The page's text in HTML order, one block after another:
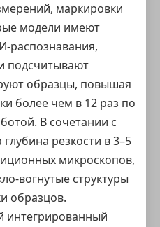
маркировки
модели имеют
распознавания,
подсчитывают
образцы, повышая
более чем в 12 раз по
В сочетании с
резкости в 3–5
микроскопов,
вогнутые структуры
образцов.